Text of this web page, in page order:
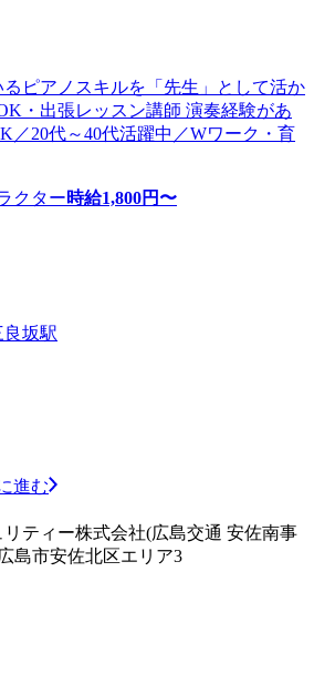
るピアノスキルを「先生」として活か
・出張レッスン講師 演奏経験があ
／20代～40代活躍中／Wワーク・育
クター時給1,800円〜
坂駅
進む
ティー株式会社(広島交通 安佐南事
島市安佐北区エリア3